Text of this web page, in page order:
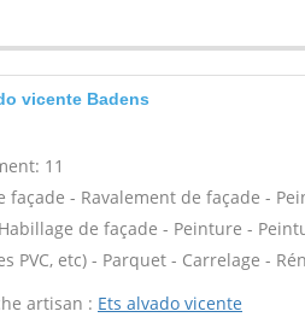
vicente Badens
11
façade - Ravalement de façade -
de façade - Peinture -
PVC, etc) - Parquet - Carrelage -
artisan : Ets alvado vicente